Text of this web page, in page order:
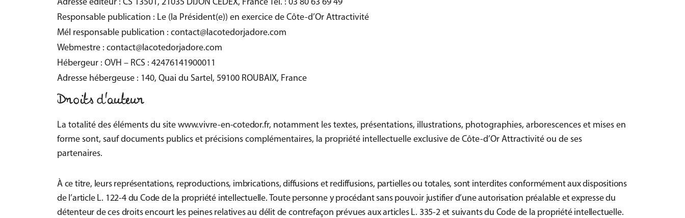
Adresse éditeur : CS 13501, 21035 DIJON CEDEX, France Tél. : 03 80 63 69 49
Responsable publication : Le (la Président(e)) en exercice de Côte-d’Or Attractivité
Mél responsable publication : contact@lacotedorjadore.com
Webmestre : contact@lacotedorjadore.com
Hébergeur : OVH – RCS : 42476141900011
Adresse hébergeuse : 140, Quai du Sartel, 59100 ROUBAIX, France
Droits d'auteur
La totalité des éléments du site www.vivre-en-cotedor.fr, notamment les textes, présentations, illustrations, photographies, arborescences et mises en
forme sont, sauf documents publics et précisions complémentaires, la propriété intellectuelle exclusive de Côte-d’Or Attractivité ou de ses
partenaires.
À ce titre, leurs représentations, reproductions, imbrications, diffusions et rediffusions, partielles ou totales, sont interdites conformément aux dispositions
de l’article L. 122-4 du Code de la propriété intellectuelle. Toute personne y procédant sans pouvoir justifier d’une autorisation préalable et expresse du
détenteur de ces droits encourt les peines relatives au délit de contrefaçon prévues aux articles L. 335-2 et suivants du Code de la propriété intellectuelle.